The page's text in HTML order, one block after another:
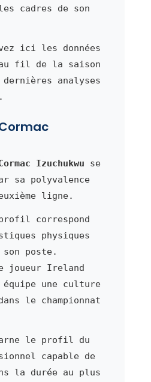
cadres de son
ici les données
fil de la saison
analyses
Izuchukwu se
sa polyvalence
ligne.
correspond
physiques
son poste.
joueur Ireland
équipe une culture
le championnat
le profil du
capable de
la durée au plus